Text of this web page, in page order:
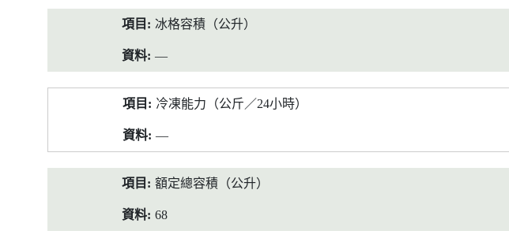
冰格容積（公升）
—
冷凍能力（公斤／24小時）
—
額定總容積（公升）
68